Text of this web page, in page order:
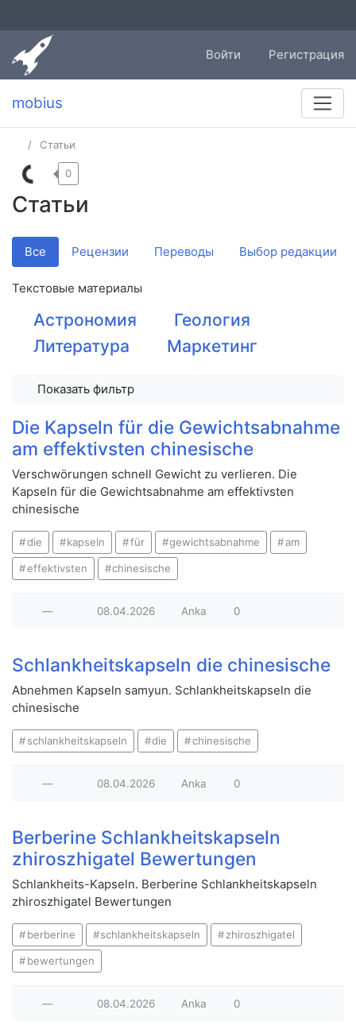
Войти Регистрация
mobius
Статьи
Статьи
0
Все Рецензии Переводы Выбор редакции
Текстовые материалы
Астрономия
Геология
Литература
Маркетинг
Показать фильтр
Die Kapseln für die Gewichtsabnahme
am effektivsten chinesische
Verschwörungen schnell Gewicht zu verlieren. Die
Kapseln für die Gewichtsabnahme am effektivsten
chinesische
die kapseln für gewichtsabnahme am
effektivsten chinesische
— 08.04.2026 Anka 0
Schlankheitskapseln die chinesische
Abnehmen Kapseln samyun. Schlankheitskapseln die
chinesische
schlankheitskapseln die chinesische
— 08.04.2026 Anka 0
Berberine Schlankheitskapseln
zhiroszhigatel Bewertungen
Schlankheits-Kapseln. Berberine Schlankheitskapseln
zhiroszhigatel Bewertungen
berberine schlankheitskapseln zhiroszhigatel
bewertungen
— 08.04.2026 Anka 0